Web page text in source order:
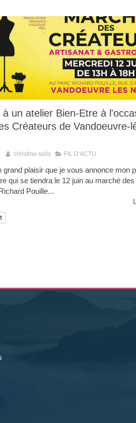
à un atelier Bien-Etre à
Créateurs de Vandoeuvre-
christine solis FIL D'ACTU
grand plaisir que je vous annonce mon
qui se tiendra le 12 juin au marché
Pouille...
réglementations. Personnalisez vos préférences pour